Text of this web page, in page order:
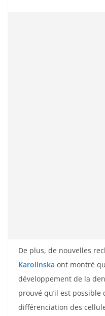
De plus, de nouvelles
Karolinska ont montré
développement de la
prouvé qu’il est
différenciation des